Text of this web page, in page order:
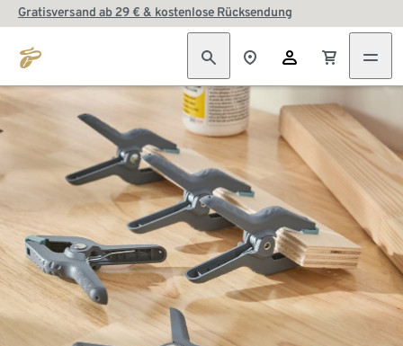
Gratisversand ab 29 € & kostenlose Rücksendung